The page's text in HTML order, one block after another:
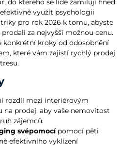
využít psychologii
pro rok 2026 k tomu, abyste
za nejvyšší možnou cenu.
kroky od odosobnění
které vám zajistí rychlý prodej
rozdíl mezi interiérovým
na prodej, aby vaše nemovitost
zájemců.
svépomocípomocí pěti
efektivního vyklízení